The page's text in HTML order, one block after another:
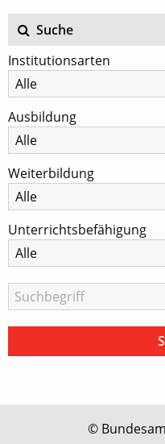
Suche
Institutionsarten
Ausbildung
Weiterbildung
Unterrichtsbefähigung
©